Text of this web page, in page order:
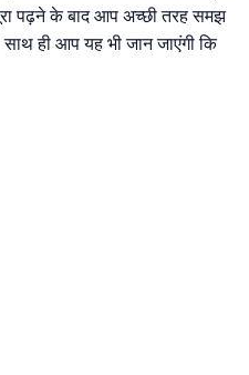
पढ़ने के बाद आप अच्छी तरह समझ
ही आप यह भी जान जाएंगी कि